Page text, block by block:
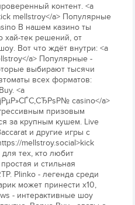
контент. <a
mellstroy</a> Популярные
В нашем казино ты
хай-тек решений, от
Вот что ждёт внутри: <a
a> Популярные -
выбирают тысячи
всех форматов:
<a
casino</a>
призовым
за крупным кушем. Live
и другие игры с
mellstroy.social>kick
для тех, кто любит
и стильная
Plinko - легенда среди
может принести х10,
- интерактивные шоу